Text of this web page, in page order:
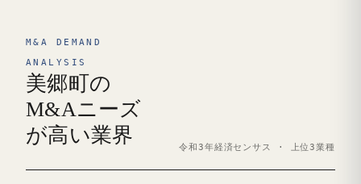
M&A DEMAND
ANALYSIS
美郷町の
M&Aニーズ
が高い業界
令和3年経済センサス · 上位3業種